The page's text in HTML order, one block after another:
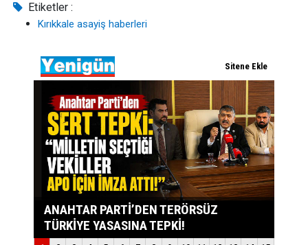
Etiketler :
Kırıkkale asayiş haberleri